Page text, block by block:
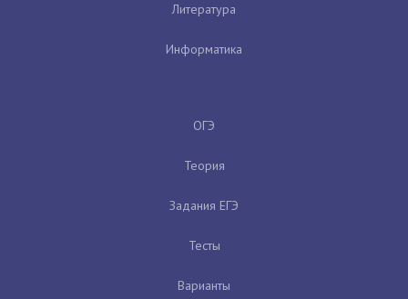
Литература
Информатика
ОГЭ
Теория
Задания ЕГЭ
Тесты
Варианты